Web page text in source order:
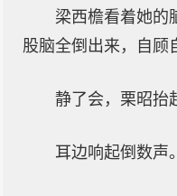
梁西檐看着她的
股脑全倒出来，自顾
静了会，栗昭抬
耳边响起倒数声。